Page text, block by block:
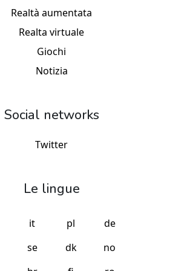
Realtà aumentata
Realta virtuale
Giochi
Notizia
Social networks
Twitter
Le lingue
it pl
de
se dk
no